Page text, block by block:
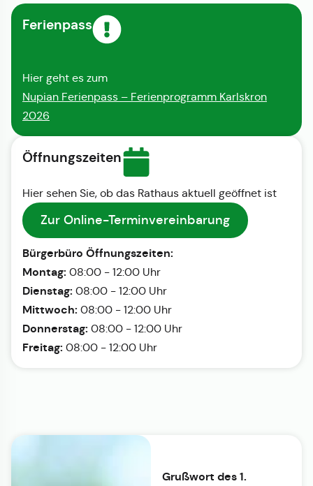
Ferienpass
Hier geht es zum
Nupian Ferienpass – Ferienprogramm Karlskron
2026
Öffnungszeiten
Hier sehen Sie, ob das Rathaus aktuell geöffnet ist
Zur Online-Terminvereinbarung
Bürgerbüro Öffnungszeiten:
Montag: 08:00 - 12:00 Uhr
Dienstag: 08:00 - 12:00 Uhr
Mittwoch: 08:00 - 12:00 Uhr
Donnerstag: 08:00 - 12:00 Uhr
Freitag: 08:00 - 12:00 Uhr
Grußwort des 1.